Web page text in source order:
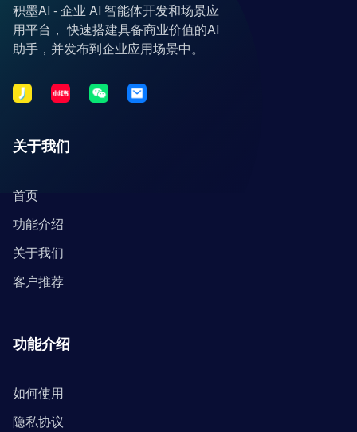
积墨AI - 企业 AI 智能体开发和场景应
用平台， 快速搭建具备商业价值的AI
助手，并发布到企业应用场景中。
关于我们
首页
功能介绍
关于我们
客户推荐
功能介绍
如何使用
隐私协议